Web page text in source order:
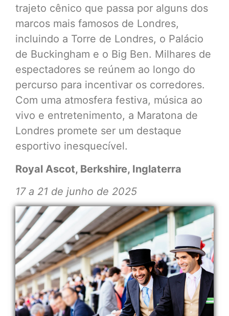
trajeto cênico que passa por alguns dos
marcos mais famosos de Londres,
incluindo a Torre de Londres, o Palácio
de Buckingham e o Big Ben. Milhares de
espectadores se reúnem ao longo do
percurso para incentivar os corredores.
Com uma atmosfera festiva, música ao
vivo e entretenimento, a Maratona de
Londres promete ser um destaque
esportivo inesquecível.
Royal Ascot, Berkshire, Inglaterra
17 a 21 de junho de 2025